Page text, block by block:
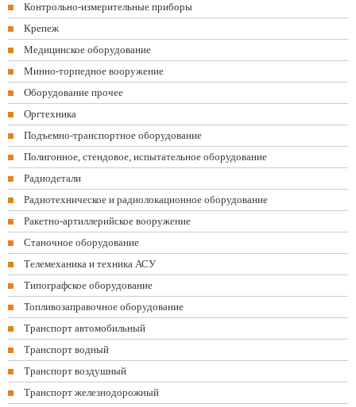
Контрольно-измерительные приборы
Крепеж
Медицинское оборудование
Минно-торпедное вооружение
Оборудование прочее
Оргтехника
Подъемно-транспортное оборудование
Полигонное, стендовое, испытательное оборудование
Радиодетали
Радиотехническое и радиолокационное оборудование
Ракетно-артиллерийское вооружение
Станочное оборудование
Телемеханика и техника АСУ
Типографское оборудование
Топливозаправочное оборудование
Транспорт автомобильный
Транспорт водный
Транспорт воздушный
Транспорт железнодорожный